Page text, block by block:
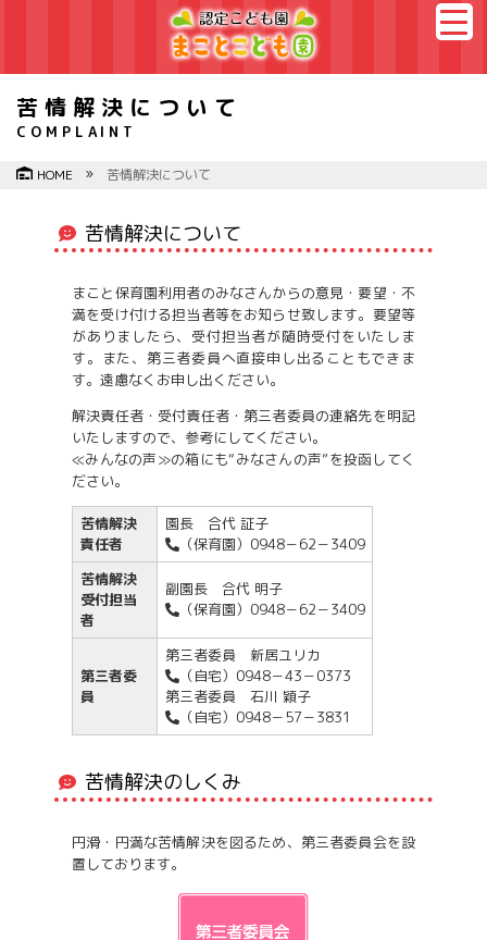
苦情解決について
COMPLAINT
HOME 苦情解決について
苦情解決について
まこと保育園利用者のみなさんからの意見・要望・不
満を受け付ける担当者等をお知らせ致します。要望等
がありましたら、受付担当者が随時受付をいたしま
す。また、第三者委員へ直接申し出ることもできま
す。遠慮なくお申し出ください。
解決責任者・受付責任者・第三者委員の連絡先を明記
いたしますので、参考にしてください。
≪みんなの声≫の箱にも“みなさんの声”を投函してく
ださい。
苦情解決
責任者
園長 合代 証子
（保育園）0948－62－3409
苦情解決
受付担当
者
副園長 合代 明子
（保育園）0948－62－3409
第三者委
員
第三者委員 新居ユリカ
（自宅）0948－43－0373
第三者委員 石川 穎子
（自宅）0948－57－3831
苦情解決のしくみ
円滑・円満な苦情解決を図るため、第三者委員会を設
置しております。